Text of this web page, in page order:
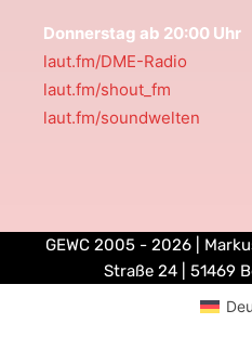
Donnerstag ab 20:00 Uhr
laut.fm/DME-Radio
laut.fm/shout_fm
laut.fm/soundwelten
GEWC 2005 - 2026 |
Straße 24 | 51469